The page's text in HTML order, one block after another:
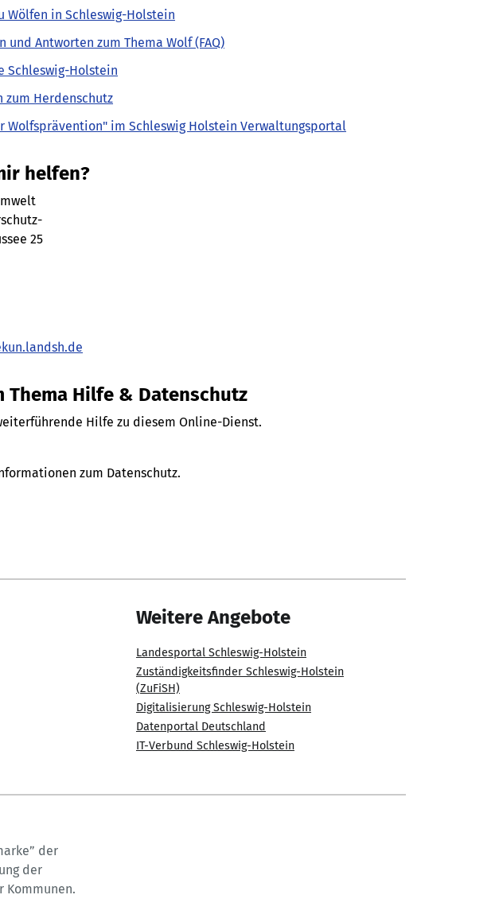
Wölfen in Schleswig-Holstein
und Antworten zum Thema Wolf (FAQ)
Schleswig-Holstein
zum Herdenschutz
Wolfsprävention" im Schleswig Holstein Verwaltungsportal
helfen?
25
Thema Hilfe & Datenschutz
Hilfe zu diesem Online-Dienst.
zum Datenschutz.
Weitere Angebote
Landesportal Schleswig-Holstein
Zuständigkeitsfinder Schleswig-Holstein
(ZuFiSH)
Digitalisierung Schleswig-Holstein
Datenportal Deutschland
IT-Verbund Schleswig-Holstein
der
der
Kommunen.